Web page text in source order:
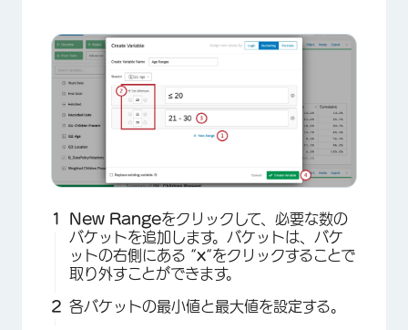
×
New Rangeをクリックして、必要な数の
バケットを追加します。バケットは、バケ
ットの右側にある “x“をクリックすることで
取り外すことができます。
各バケットの最小値と最大値を設定する。